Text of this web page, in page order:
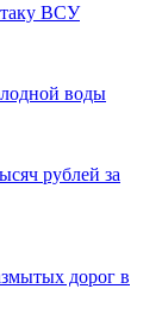
ВСУ
воды
рублей за
дорог в